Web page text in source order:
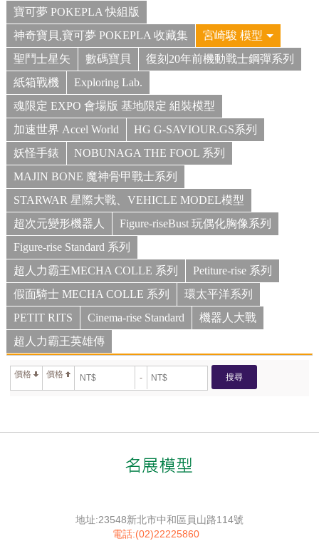
寶可夢 POKEPLA 快組版
神奇寶貝,寶可夢 POKEPLA 收藏集
宮崎駿 模型
聖鬥士星矢
數碼寶貝
復刻20年前機動戰士鋼彈系列
紙箱戰機
Exploring Lab.
魂限定 EXPO 會場版 基地限定 組裝模型
加速世界 Accel World
HG G-SAVIOUR.GS系列
妖怪手錶
NOBUNAGA THE FOOL 系列
MAJIN BONE 魔神骨甲戰士系列
STARWAR 星際大戰、VEHICLE MODEL模型
超次元變形機器人
Figure-riseBust 玩偶化胸像系列
Figure-rise Standard 系列
超人力霸王MECHA COLLE 系列
Petiture-rise 系列
假面騎士 MECHA COLLE 系列
環太平洋系列
PETIT RITS
Cinema-rise Standard
機器人大戰
超人力霸王英雄傳
價格 價格 - 搜尋
地址:23548新北市中和區員山路114號
電話:(02)22225860